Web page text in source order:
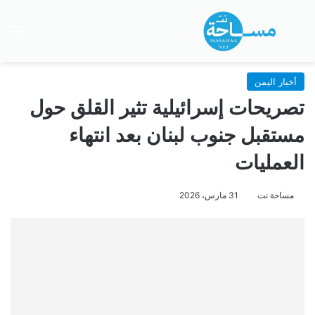
بحث عن
أخبار اليمن
تصريحات إسرائيلية تثير القلق حول
مستقبل جنوب لبنان بعد انتهاء
العمليات
مساحة نت 31 مارس، 2026